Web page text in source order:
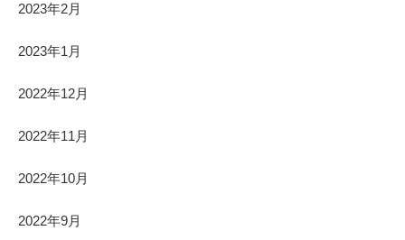
2023年2月
2023年1月
2022年12月
2022年11月
2022年10月
2022年9月